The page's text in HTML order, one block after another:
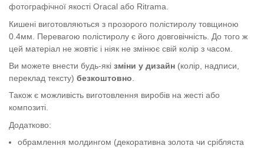
фотографічної якості Oracal або Ritrama.
Кишені виготовляються з прозорого полістиролу товщиною
0.4мм. Перевагою полістиролу є його довговічність. До того ж
цей матеріал не жовтіє і ніяк не змінює свій колір з часом.
Ви можете внести будь-які зміни у дизайн (колір, надписи,
переклад тексту) безкоштовно
Також є можливість виготовлення виробів на жесті або
композиті.
Додатково:
обрамлення молдингом (декоративна золота чи срібляста